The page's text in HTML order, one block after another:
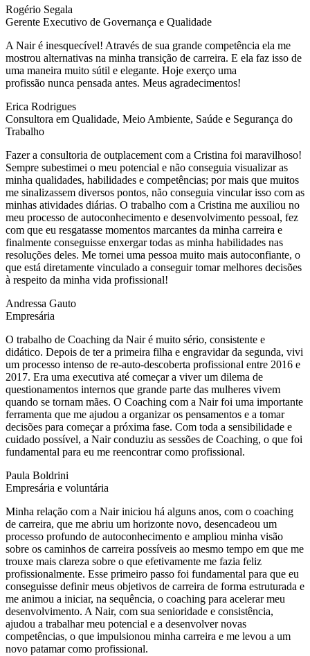
Rogério Segala
Gerente Executivo de Governança e Qualidade
A Nair é inesquecível! Através de sua grande competência ela me
mostrou alternativas na minha transição de carreira. E ela faz isso de
uma maneira muito sútil e elegante. Hoje exerço uma
profissão nunca pensada antes. Meus agradecimentos!
Erica Rodrigues
Consultora em Qualidade, Meio Ambiente, Saúde e Segurança do
Trabalho
Fazer a consultoria de outplacement com a Cristina foi maravilhoso!
Sempre subestimei o meu potencial e não conseguia visualizar as
minha qualidades, habilidades e competências; por mais que muitos
me sinalizassem diversos pontos, não conseguia vincular isso com as
minhas atividades diárias. O trabalho com a Cristina me auxiliou no
meu processo de autoconhecimento e desenvolvimento pessoal, fez
com que eu resgatasse momentos marcantes da minha carreira e
finalmente conseguisse enxergar todas as minha habilidades nas
resoluções deles. Me tornei uma pessoa muito mais autoconfiante, o
que está diretamente vinculado a conseguir tomar melhores decisões
à respeito da minha vida profissional!
Andressa Gauto
Empresária
O trabalho de Coaching da Nair é muito sério, consistente e
didático. Depois de ter a primeira filha e engravidar da segunda, vivi
um processo intenso de re-auto-descoberta profissional entre 2016 e
2017. Era uma executiva até começar a viver um dilema de
questionamentos internos que grande parte das mulheres vivem
quando se tornam mães. O Coaching com a Nair foi uma importante
ferramenta que me ajudou a organizar os pensamentos e a tomar
decisões para começar a próxima fase. Com toda a sensibilidade e
cuidado possível, a Nair conduziu as sessões de Coaching, o que foi
fundamental para eu me reencontrar como profissional.
Paula Boldrini
Empresária e voluntária
Minha relação com a Nair iniciou há alguns anos, com o coaching
de carreira, que me abriu um horizonte novo, desencadeou um
processo profundo de autoconhecimento e ampliou minha visão
sobre os caminhos de carreira possíveis ao mesmo tempo em que me
trouxe mais clareza sobre o que efetivamente me fazia feliz
profissionalmente. Esse primeiro passo foi fundamental para que eu
conseguisse definir meus objetivos de carreira de forma estruturada e
me animou a iniciar, na sequência, o coaching para acelerar meu
desenvolvimento. A Nair, com sua senioridade e consistência,
ajudou a trabalhar meu potencial e a desenvolver novas
competências, o que impulsionou minha carreira e me levou a um
novo patamar como profissional.